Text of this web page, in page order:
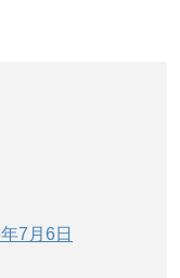
7月6日